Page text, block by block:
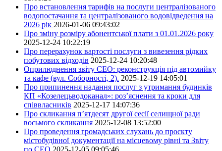
Про встановлення тарифів на послуги централізованого
водопостачання та централізованого водовідведення на
2026 рік 2026-01-06 09:43:02
Про зміну розміру абонентської плати з 01.01.2026 року
2025-12-24 10:22:19
Про перерахунок вартості послуги з вивезення рідких
побутових відходів 2025-12-24 10:20:48
Оприлюднення звіту СЕО: реконструкція під автомийку
та кафе (вул. Соборності, 2). 2025-12-19 14:05:01
Про припинення надання послуг з утримання будинків
КП «Козелецьводоканал»: роз’яснення та кроки для
співвласників 2025-12-17 14:07:36
Про скликання п’ятдесят другої сесії селищної ради
восьмого скликання 2025-12-08 13:52:00
Про проведення громадських слухань до проєкту
містобудівної документації на місцевому рівні та Звіту
по СЕО 2025-12-05 09:05:46